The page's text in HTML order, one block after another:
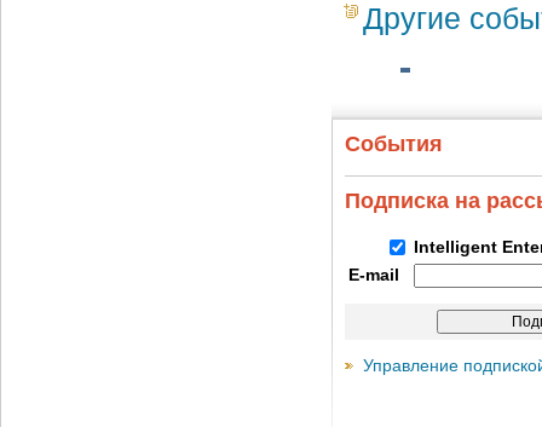
Другие
События
Подписка на
Intelligent
E-mail
Управление